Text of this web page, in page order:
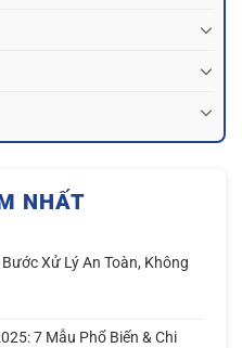
NHẤT
Xử Lý An Toàn, Không
7 Mẫu Phổ Biến & Chi